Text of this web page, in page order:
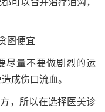
图便宜
尽量不要做剧烈的运
成伤口流血。
，所以在选择医美诊